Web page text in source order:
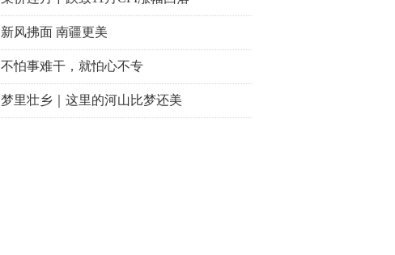
新风拂面 南疆更美
不怕事难干，就怕心不专
梦里壮乡｜这里的河山比梦还美